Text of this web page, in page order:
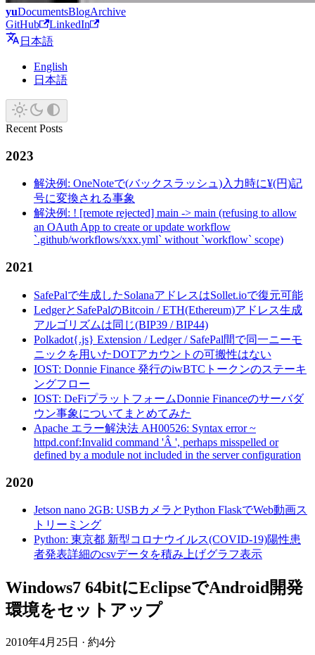
yuDocumentsBlogArchive
GitHub
LinkedIn
日本語
English
日本語
Recent Posts
2023
解決例: OneNoteで(バックスラッシュ)入力時に¥(円)記
号に変換される事象
解決例: ! [remote rejected] main -> main (refusing to allow
an OAuth App to create or update workflow
`.github/workflows/xxx.yml` without `workflow` scope)
2021
SafePalで生成したSolanaアドレスはSollet.ioで復元可能
LedgerとSafePalのBitcoin / ETH(Ethereum)アドレス生成
アルゴリズムは同じ(BIP39 / BIP44)
Polkadot{.js} Extension / Ledger / SafePal間で同一ニーモ
ニックを用いたDOTアカウントの可搬性はない
IOST: Donnie Finance 発行のiwBTCトークンのステーキ
ングフロー
IOST: DeFiプラットフォームDonnie Financeのサーバダ
ウン事象についてまとめてみた
Apache エラー解決法 AH00526: Syntax error ~
httpd.conf:Invalid command 'Â ', perhaps misspelled or
defined by a module not included in the server configuration
2020
Jetson nano 2GB: USBカメラとPython FlaskでWeb動画ス
トリーミング
Python: 東京都 新型コロナウイルス(COVID-19)陽性患
者発表詳細のcsvデータを積み上げグラフ表示
Windows7 64bitにEclipseでAndroid開発
環境をセットアップ
2010年4月25日 · 約4分